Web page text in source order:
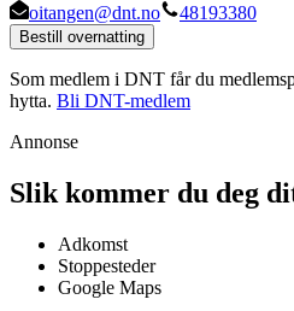
oitangen@dnt.no
48193380
Bestill overnatting
Som medlem i DNT får du
hytta. Bli DNT-medlem
Annonse
Slik kommer du deg
Adkomst
Stoppesteder
Google Maps